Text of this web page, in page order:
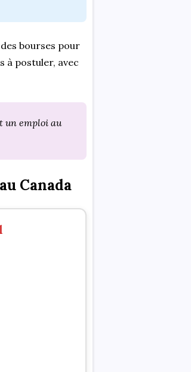
bourses pour
à postuler, avec
un emploi au
Canada